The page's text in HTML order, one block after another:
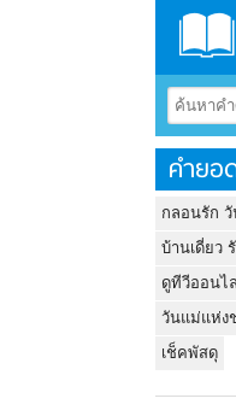
คำยอ
กลอนรัก
บ้านเดี่ยว
ดูทีวีออนไ
วันแม่แห่ง
เช็คพัสดุ